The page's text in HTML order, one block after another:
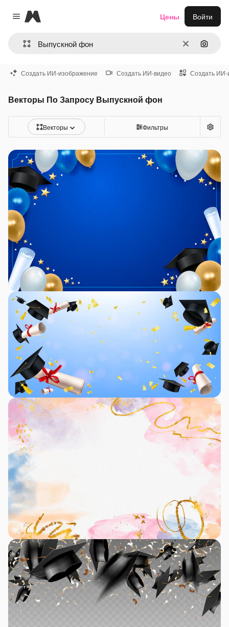
Close menu
Magnific
ОчиститьПоиск
Цены Войти
Создать ИИ-изображение Создать ИИ-видео Создать ИИ-
Векторы По Запросу Выпускной фон
Векторы Фильтры